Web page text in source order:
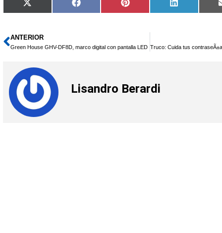
Compartir
en
X
(Twitter)
Compartir
en
Facebook
Compartir
en
Pinterest
Compartir
en
LinkedIn
Ant
ANTERIOR
Green House GHV-DF8D, marco digital con pantalla LED
Lisandro Berardi